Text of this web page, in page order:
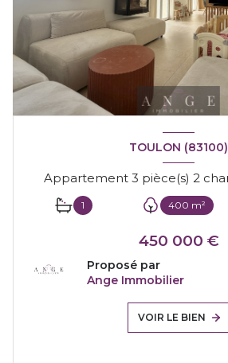
TOULON (83100)
1 400 m²
450 000 €
Proposé par
Ange Immobilier
VOIR LE BIEN